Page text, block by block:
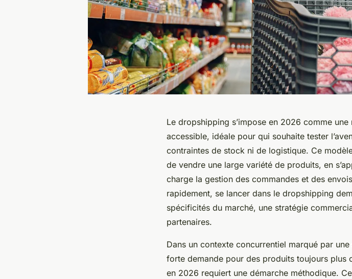
Le dropshipping s’impose en 2026 comme
accessible, idéale pour qui souhaite tester
contraintes de stock ni de logistique. Ce
de vendre une large variété de produits, en
charge la gestion des commandes et des
rapidement, se lancer dans le dropshipping
spécificités du marché, une stratégie
partenaires.
Dans un contexte concurrentiel marqué par
forte demande pour des produits toujours plus
en 2026 requiert une démarche méthodique.